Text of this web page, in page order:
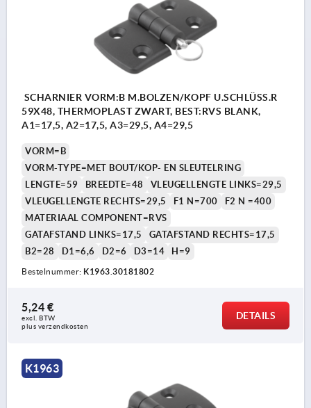
SCHARNIER VORM:B M.BOLZEN/KOPF U.SCHLÜSS.R
59X48, THERMOPLAST ZWART, BEST:RVS BLANK,
A1=17,5, A2=17,5, A3=29,5, A4=29,5
VORM=B
VORM-TYPE=MET BOUT/KOP- EN SLEUTELRING
LENGTE=59
BREEDTE=48
VLEUGELLENGTE LINKS=29,5
VLEUGELLENGTE RECHTS=29,5
F1 N=700
F2 N =400
MATERIAAL COMPONENT=RVS
GATAFSTAND LINKS=17,5
GATAFSTAND RECHTS=17,5
B2=28
D1=6,6 D2=6 D3=14 H=9
Bestelnummer: K1963.30181802
5,24 €
excl. BTW
plus verzendkosten
DETAILS
K1963